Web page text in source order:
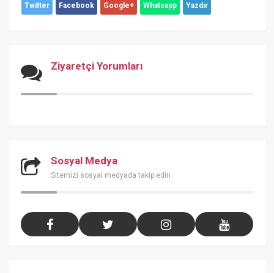
Twitter Facebook Google+ Whatsapp Yazdır
Ziyaretçi Yorumları
Sosyal Medya
Sitemizi sosyal medyada takip edin